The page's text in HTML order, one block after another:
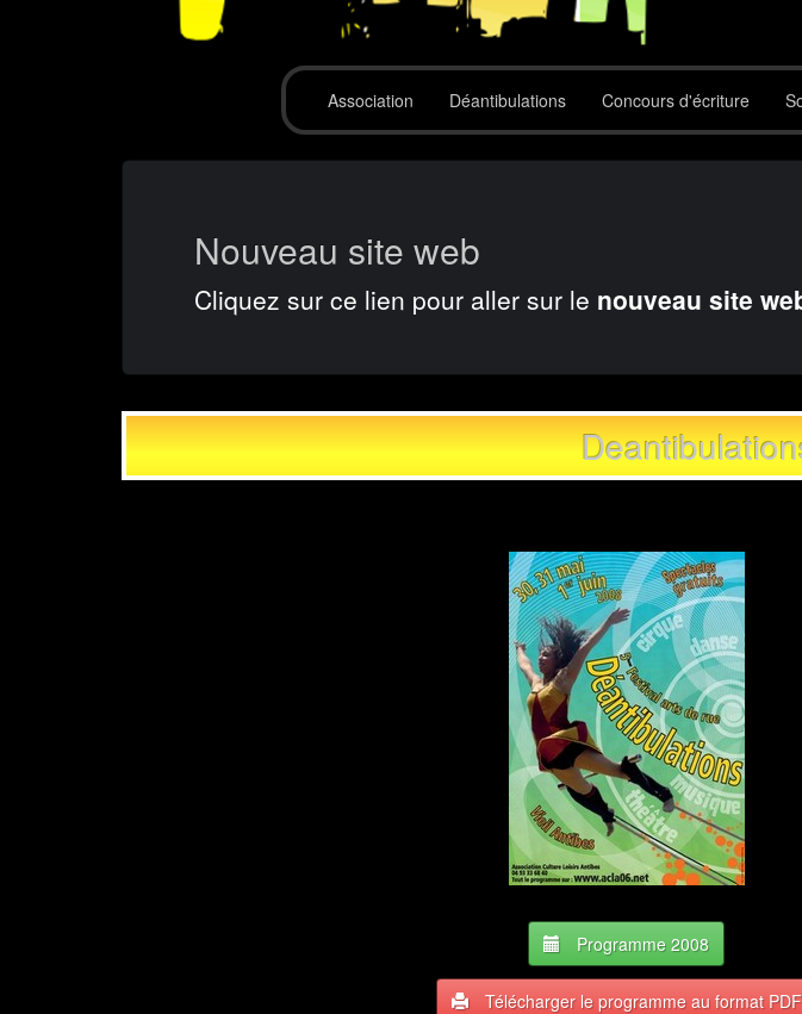
Association Déantibulations Concours d'écriture
Nouveau site web
Cliquez sur ce lien pour aller sur le nouveau site
Programme 2008
Télécharger le programme au format PDF